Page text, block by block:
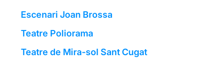
Escenari Joan Brossa
Teatre Poliorama
Teatre de Mira-sol Sant Cugat